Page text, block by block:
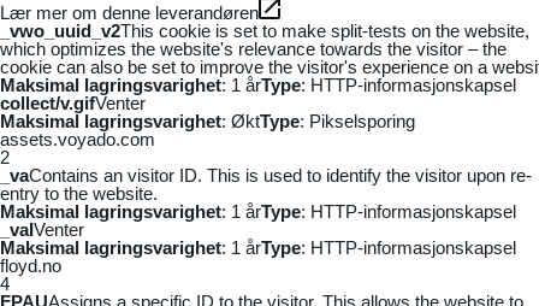
Lær mer om denne leverandøren
_vwo_uuid_v2This cookie is set to make split-tests on the website,
which optimizes the website's relevance towards the visitor – the
cookie can also be set to improve the visitor's experience on a
Maksimal lagringsvarighet: 1 årType: HTTP-informasjonskapsel
collect/v.gifVenter
Maksimal lagringsvarighet: ØktType: Pikselsporing
assets.voyado.com
2
_vaContains an visitor ID. This is used to identify the visitor upon re-
entry to the website.
Maksimal lagringsvarighet: 1 årType: HTTP-informasjonskapsel
_vaIVenter
Maksimal lagringsvarighet: 1 årType: HTTP-informasjonskapsel
floyd.no
4
FPAUAssigns a specific ID to the visitor. This allows the website to